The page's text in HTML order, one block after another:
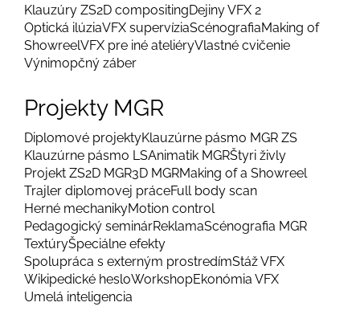
Klauzúry ZS2D compositingDejiny VFX 2
Optická ilúziaVFX supervíziaScénografiaMaking of
ShowreelVFX pre iné ateliéryVlastné cvičenie
Výnimopčný záber
Projekty MGR
Diplomové projektyKlauzúrne pásmo MGR ZS
Klauzúrne pásmo LSAnimatik MGRŠtyri živly
Projekt ZS2D MGR3D MGRMaking of a Showreel
Trajler diplomovej práceFull body scan
Herné mechanikyMotion control
Pedagogický seminárReklamaScénografia MGR
TextúryŠpeciálne efekty
Spolupráca s externým prostredímStáž VFX
Wikipedické hesloWorkshopEkonómia VFX
Umelá inteligencia